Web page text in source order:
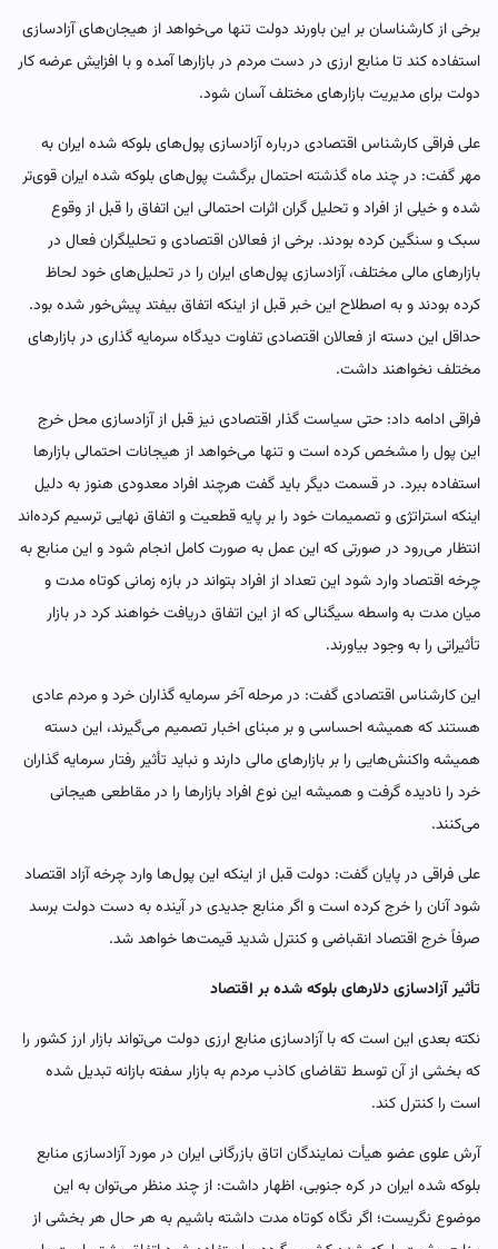
برخی از کارشناسان بر این باورند دولت تنها می‌خواهد از هیجان‌های آزادسازی
استفاده کند تا منابع ارزی در دست مردم در بازارها آمده و با افزایش عرضه کار
دولت برای مدیریت بازارهای مختلف آسان شود.
علی فراقی کارشناس اقتصادی درباره آزادسازی پول‌های بلوکه شده ایران به
مهر گفت: در چند ماه گذشته احتمال برگشت پول‌های بلوکه شده ایران قوی‌تر
شده و خیلی از افراد و تحلیل گران اثرات احتمالی این اتفاق را قبل از وقوع
سبک و سنگین کرده بودند. برخی از فعالان اقتصادی و تحلیلگران فعال در
بازارهای مالی مختلف، آزادسازی پول‌های ایران را در تحلیل‌های خود لحاظ
کرده بودند و به اصطلاح این خبر قبل از اینکه اتفاق بیفتد پیش‌خور شده بود.
حداقل این دسته از فعالان اقتصادی تفاوت دیدگاه سرمایه گذاری در بازارهای
مختلف نخواهند داشت.
فراقی ادامه داد: حتی سیاست گذار اقتصادی نیز قبل از آزادسازی محل خرج
این پول را مشخص کرده است و تنها می‌خواهد از هیجانات احتمالی بازارها
استفاده ببرد. در قسمت دیگر باید گفت هرچند افراد معدودی هنوز به دلیل
اینکه استراتژی و تصمیمات خود را بر پایه قطعیت و اتفاق نهایی ترسیم کرده‌اند
انتظار می‌رود در صورتی که این عمل به صورت کامل انجام شود و این منابع به
چرخه اقتصاد وارد شود این تعداد از افراد بتواند در بازه زمانی کوتاه مدت و
میان مدت به واسطه سیگنالی که از این اتفاق دریافت خواهند کرد در بازار
تأثیراتی را به وجود بیاورند.
این کارشناس اقتصادی گفت: در مرحله آخر سرمایه گذاران خرد و مردم عادی
هستند که همیشه احساسی و بر مبنای اخبار تصمیم می‌گیرند، این دسته
همیشه واکنش‌هایی را بر بازارهای مالی دارند و نباید تأثیر رفتار سرمایه گذاران
خرد را نادیده گرفت و همیشه این نوع افراد بازارها را در مقاطعی هیجانی
می‌کنند.
علی فراقی در پایان گفت: دولت قبل از اینکه این پول‌ها وارد چرخه آزاد اقتصاد
شود آنان را خرج کرده است و اگر منابع جدیدی در آینده به دست دولت برسد
صرفاً خرج اقتصاد انقباضی و کنترل شدید قیمت‌ها خواهد شد.
تأثیر آزادسازی دلارهای بلوکه شده بر اقتصاد
نکته بعدی این است که با آزادسازی منابع ارزی دولت می‌تواند بازار ارز کشور را
که بخشی از آن توسط تقاضای کاذب مردم به بازار سفته بازانه تبدیل شده
است را کنترل کند.
آرش علوی عضو هیأت نمایندگان اتاق بازرگانی ایران در مورد آزادسازی منابع
بلوکه شده ایران در کره جنوبی، اظهار داشت: از چند منظر می‌توان به این
موضوع نگریست؛ اگر نگاه کوتاه مدت داشته باشیم به هر حال هر بخشی از